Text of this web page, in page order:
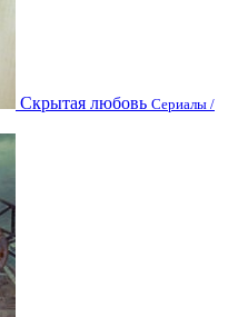
Скрытая любовь Сериалы /